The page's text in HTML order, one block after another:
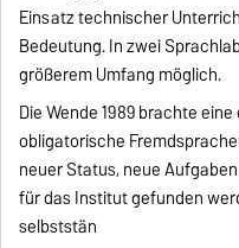
Einsatz technischer
Bedeutung. In zwei
größerem Umfang möglich.
Die Wende 1989 brachte
obligatorische
neuer Status, neue
für das Institut gefunden
selbststän